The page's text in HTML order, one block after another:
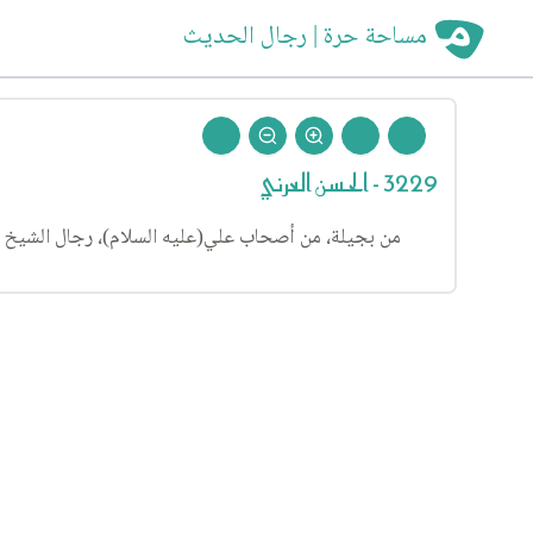
مساحة حرة | رجال الحديث
3229 - الحسن العرني
من بجيلة، من أصحاب علي(عليه السلام)، رجال الشيخ